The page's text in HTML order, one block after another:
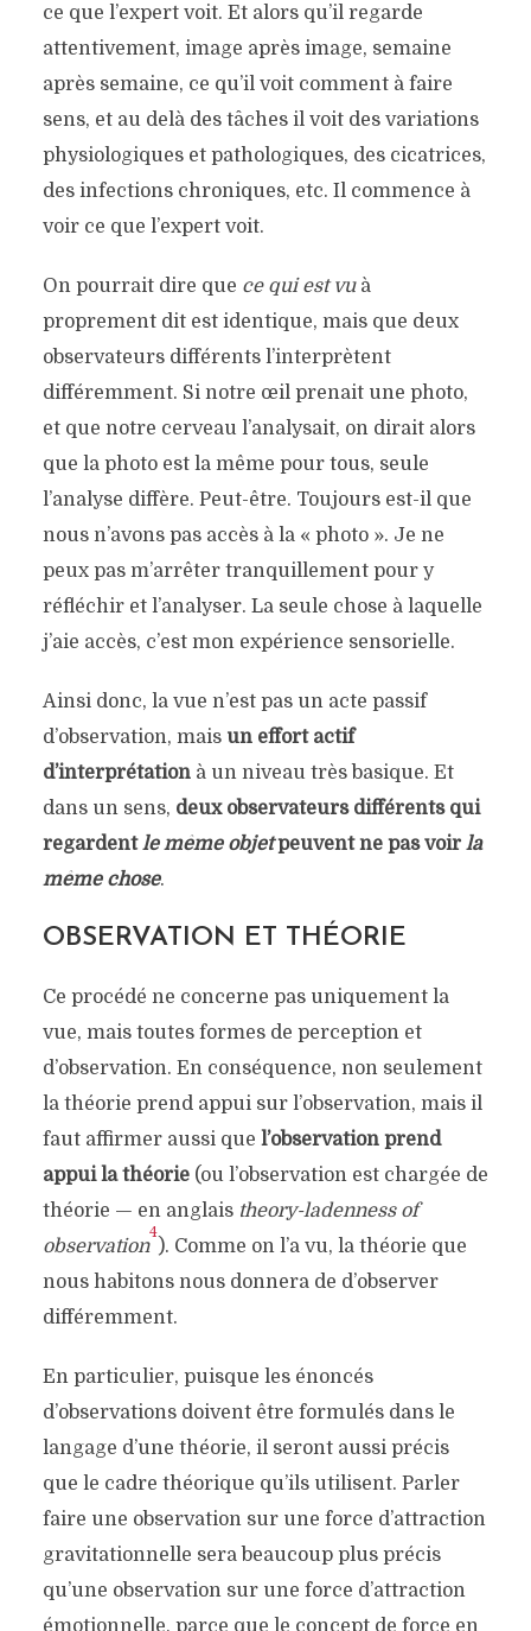
ce que l’expert voit. Et alors qu’il regarde
attentivement, image après image, semaine
après semaine, ce qu’il voit comment à faire
sens, et au delà des tâches il voit des variations
physiologiques et pathologiques, des cicatrices,
des infections chroniques, etc. Il commence à
voir ce que l’expert voit.
On pourrait dire que ce qui est vuà
proprement dit est identique, mais que deux
observateurs différents l’interprètent
différemment. Si notre œil prenait une photo,
et que notre cerveau l’analysait, on dirait alors
que la photo est la même pour tous, seule
l’analyse diffère. Peut-être. Toujours est-il que
nous n’avons pas accès à la « photo ». Je ne
peux pas m’arrêter tranquillement pour y
réfléchir et l’analyser. La seule chose à laquelle
j’aie accès, c’est mon expérience sensorielle.
Ainsi donc, la vue n’est pas un acte passif
d’observation, mais un effort actif
d’interprétationà un niveau très basique. Et
dans un sens, deux observateurs différents qui
regardentle même objetpeuvent ne pas voir la
même chose.
OBSERVATION ET THÉORIE
Ce procédé ne concerne pas uniquement la
vue, mais toutes formes de perception et
d’observation. En conséquence, non seulement
la théorie prend appui sur l’observation, mais il
faut affirmer aussi que l’observation prend
appui la théorie(ou l’observation est chargée de
théorie — en anglais theory-ladenness of
observation
4
). Comme on l’a vu, la théorie que
nous habitons nous donnera de d’observer
différemment.
En particulier, puisque les énoncés
d’observations doivent être formulés dans le
langage d’une théorie, il seront aussi précis
que le cadre théorique qu’ils utilisent. Parler
faire une observation sur une force d’attraction
gravitationnelle sera beaucoup plus précis
qu’une observation sur une force d’attraction
émotionnelle, parce que le concept de force en